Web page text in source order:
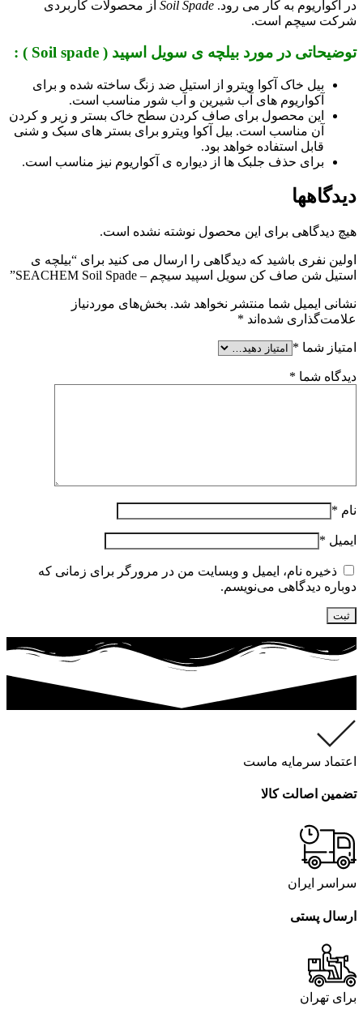
در آکواریوم به کار می رود. Soil Spade از محصولات کاربردی
شرکت سیچم است.
توضیحاتی در مورد بیلچه ی سویل اسپید ( Soil spade ) :
بیل خاک آکوا ویترو از استیل ضد زنگ ساخته شده و برای
آکواریوم های آب شیرین و آب شور مناسب است.
این محصول برای صاف کردن سطح خاک بستر و زیر و کردن
آن مناسب است. بیل آکوا ویترو برای بستر های سبک و شنی
قابل استفاده خواهد بود.
برای حذف جلبک ها از دیواره ی آکواریوم نیز مناسب است.
دیدگاهها
هیچ دیدگاهی برای این محصول نوشته نشده است.
اولین نفری باشید که دیدگاهی را ارسال می کنید برای “بیلچه ی
استیل شن صاف کن سویل اسپید سیچم – SEACHEM Soil Spade”
نشانی ایمیل شما منتشر نخواهد شد. بخش‌های موردنیاز
علامت‌گذاری شده‌اند *
امتیاز شما *
دیدگاه شما *
نام *
ایمیل *
ذخیره نام، ایمیل و وبسایت من در مرورگر برای زمانی که
دوباره دیدگاهی می‌نویسم.
اعتماد سرمایه ماست
تضمین اصالت کالا
سراسر ایران
ارسال پستی
برای تهران